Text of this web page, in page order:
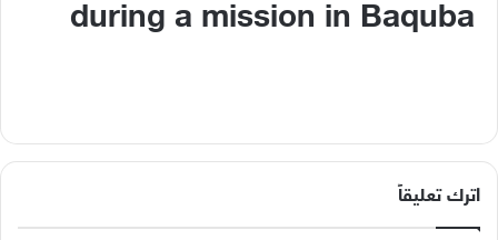
during a mission in Baquba
اترك تعليقاً